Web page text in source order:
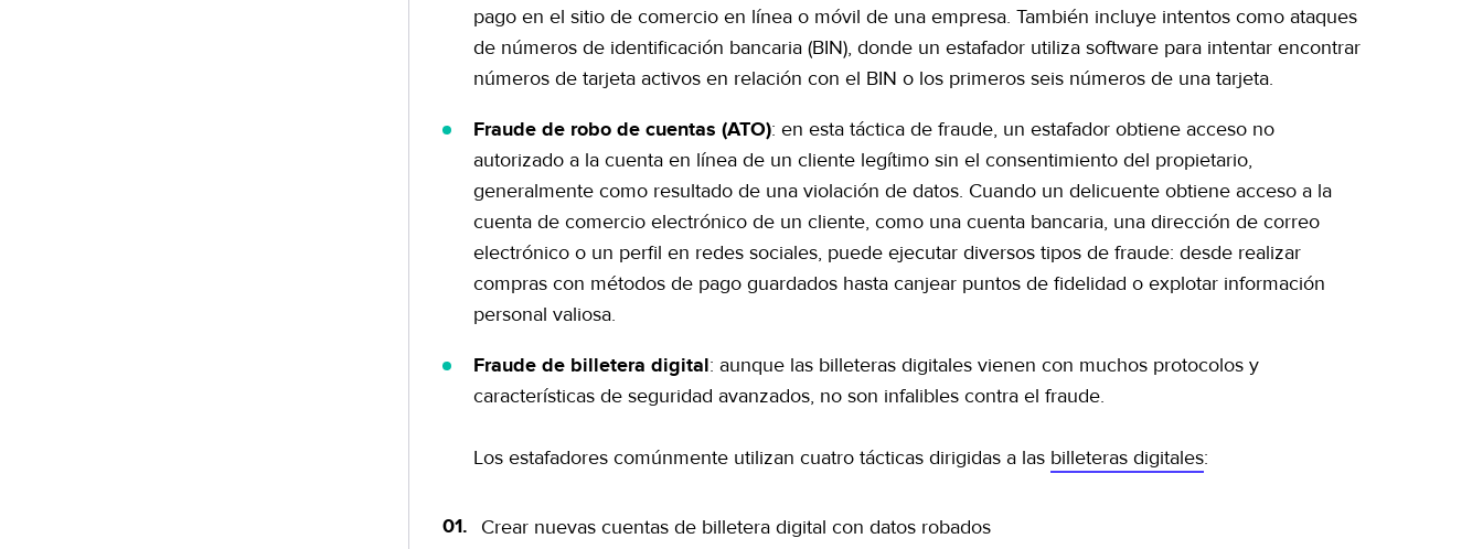
pago en el sitio de comercio en línea o móvil de una empresa. También incluye intentos como ataques
de números de identificación bancaria (BIN), donde un estafador utiliza software para intentar encontrar
números de tarjeta activos en relación con el BIN o los primeros seis números de una tarjeta.
Fraude de robo de cuentas (ATO): en esta táctica de fraude, un estafador obtiene acceso no
autorizado a la cuenta en línea de un cliente legítimo sin el consentimiento del propietario,
generalmente como resultado de una violación de datos. Cuando un delicuente obtiene acceso a la
cuenta de comercio electrónico de un cliente, como una cuenta bancaria, una dirección de correo
electrónico o un perfil en redes sociales, puede ejecutar diversos tipos de fraude: desde realizar
compras con métodos de pago guardados hasta canjear puntos de fidelidad o explotar información
personal valiosa.
Fraude de billetera digital: aunque las billeteras digitales vienen con muchos protocolos y
características de seguridad avanzados, no son infalibles contra el fraude.
Los estafadores comúnmente utilizan cuatro tácticas dirigidas a las billeteras digitales:
Crear nuevas cuentas de billetera digital con datos robados